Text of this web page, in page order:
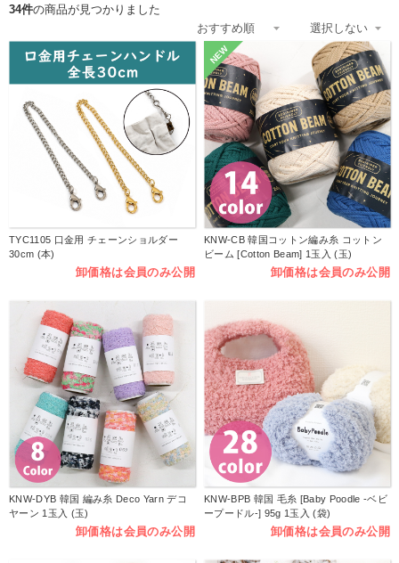
34件の商品が見つかりました
TYC1105 口金用 チェーンショルダー
30cm (本)
卸価格は会員のみ公開
NEW
KNW-CB 韓国コットン編み糸 コットン
ビーム [Cotton Beam] 1玉入 (玉)
卸価格は会員のみ公開
KNW-DYB 韓国 編み糸 Deco Yarn デコ
ヤーン 1玉入 (玉)
卸価格は会員のみ公開
KNW-BPB 韓国 毛糸 [Baby Poodle -ベビ
ープードル-] 95g 1玉入 (袋)
卸価格は会員のみ公開